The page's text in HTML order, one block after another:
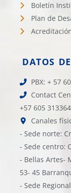
Boletín
Plan de
DATOS
PBX: + 57
Contact
+57 605
Canales
- Sede norte:
- Sede centro:
- Bellas Artes-
53- 45
- Sede